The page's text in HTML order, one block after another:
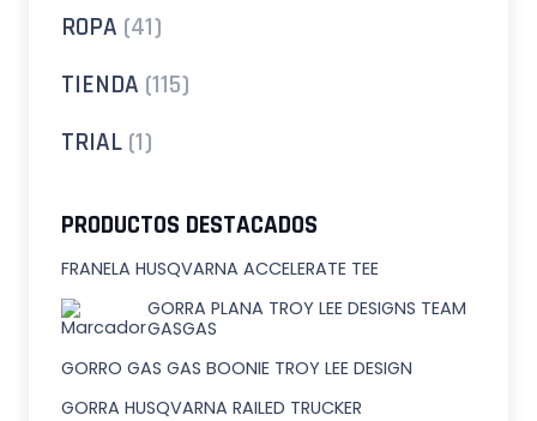
ROPA (41)
TIENDA (115)
TRIAL (1)
PRODUCTOS DESTACADOS
FRANELA HUSQVARNA ACCELERATE TEE
GORRA PLANA TROY LEE DESIGNS TEAM
GASGAS
GORRO GAS GAS BOONIE TROY LEE DESIGN
GORRA HUSQVARNA RAILED TRUCKER